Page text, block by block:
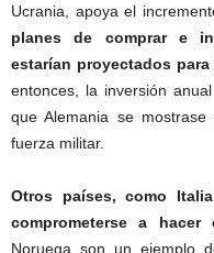
Ucrania, apoya el
planes de comprar e
estarían proyectados
entonces, la inversión
que Alemania se
fuerza militar.
Otros países, como
comprometerse a hacer
Noruega son un ejemplo